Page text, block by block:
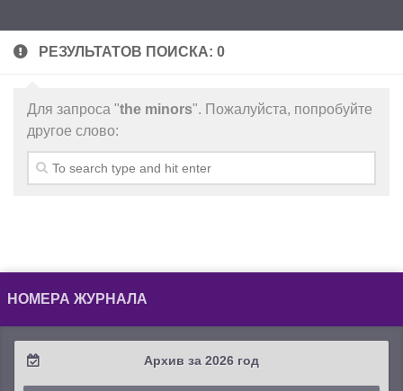
АрхивРЕЗУЛЬТАТОВ ПОИСКА: 0
Для запроса "the minors". Пожалуйста, попробуйте
другое слово:
НОМЕРА ЖУРНАЛА
Архив за 2026 год